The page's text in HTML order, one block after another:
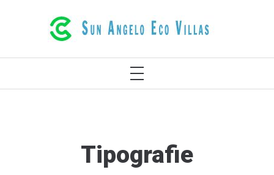
VILE ECOLOGICE DE LUX ÎN
RETHYMNO, CRETA, GRECIA
MENIU
PRINCIPAL
Tipografie